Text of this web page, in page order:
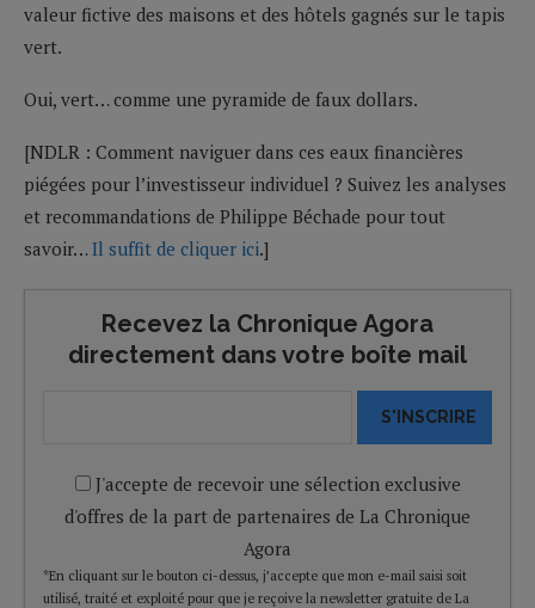
valeur fictive des maisons et des hôtels gagnés sur le tapis
vert.
Oui, vert… comme une pyramide de faux dollars.
[NDLR : Comment naviguer dans ces eaux financières
piégées pour l’investisseur individuel ? Suivez les analyses
et recommandations de Philippe Béchade pour tout
savoir… Il suffit de cliquer ici.]
Recevez la Chronique Agora
directement dans votre boîte mail
S'INSCRIRE
J'accepte de recevoir une sélection exclusive
d'offres de la part de partenaires de La Chronique
Agora
*En cliquant sur le bouton ci-dessus, j’accepte que mon e-mail saisi soit
utilisé, traité et exploité pour que je reçoive la newsletter gratuite de La